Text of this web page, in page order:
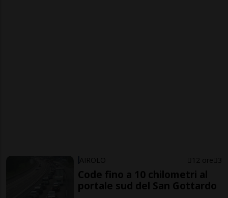
AIROLO 12 ore 3
Code fino a 10 chilometri al
portale sud del San Gottardo